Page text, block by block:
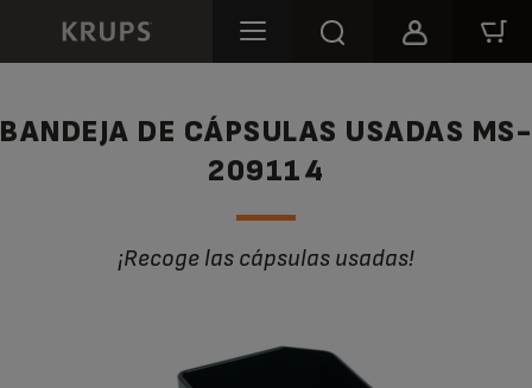
BANDEJA DE CÁPSULAS USADAS MS-
209114
¡Recoge las cápsulas usadas!